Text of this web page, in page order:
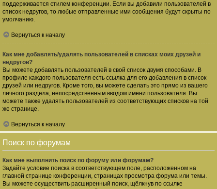
поддерживается стилем конференции. Если вы добавили пользователей в
список недругов, то любые отправленные ими сообщения будут скрыты по
умолчанию.
Вернуться к началу
Как мне добавлять/удалять пользователей в списках моих друзей и
недругов?
Вы можете добавлять пользователей в свой список двумя способами. В
профиле каждого пользователя есть ссылка для его добавления в список
друзей или недругов. Кроме того, вы можете сделать это прямо из вашего
личного раздела, непосредственным вводом имени пользователя. Вы
можете также удалять пользователей из соответствующих списков на той
же странице.
Вернуться к началу
Поиск по форумам
Как мне выполнить поиск по форуму или форумам?
Задайте условие поиска в соответствующем поле, расположенном на
главной странице конференции, страницах просмотра форума или темы.
Вы можете осуществить расширенный поиск, щёлкнув по ссылке